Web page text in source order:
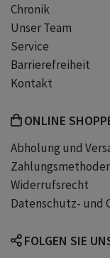
Chronik
Unser Team
Service
Barrierefreiheit
Kontakt
ONLINE
Abholung und
Widerrufsrecht
Datenschutz- und
FOLGEN SIE